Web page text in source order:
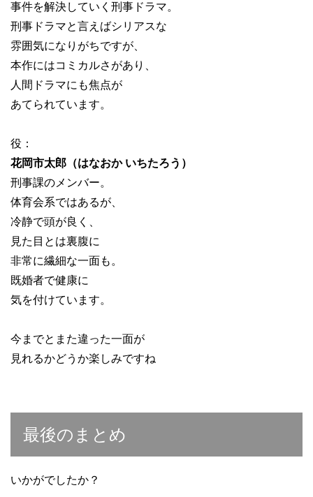
事件を解決していく刑事ドラマ。
刑事ドラマと言えばシリアスな
雰囲気になりがちですが、
本作にはコミカルさがあり、
人間ドラマにも焦点が
あてられています。
役：
花岡市太郎（はなおか いちたろう）
刑事課のメンバー。
体育会系ではあるが、
冷静で頭が良く、
見た目とは裏腹に
非常に繊細な一面も。
既婚者で健康に
気を付けています。
今までとまた違った一面が
見れるかどうか楽しみですね
最後のまとめ
いかがでしたか？